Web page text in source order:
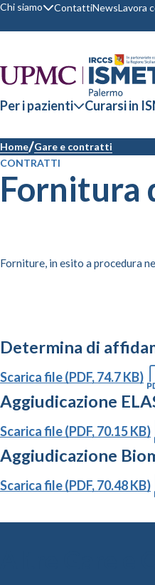
Chi siamo ContattiNewsLavora
Per i pazienti Curarsi in
Home Gare e contratti
CONTRATTI
Fornitura
Forniture, in esito a procedura
Determina di
Scarica file (PDF, 74.7 KB)
Aggiudicazione
Scarica file (PDF, 70.15 KB)
Aggiudicazione
Scarica file (PDF, 70.48 KB)